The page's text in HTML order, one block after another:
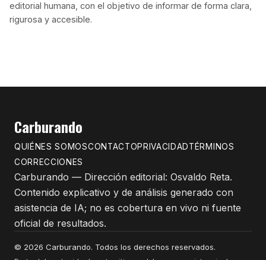
editorial humana, con el objetivo de informar de forma clara,
rigurosa y accesible.
Carburando
QUIÉNES SOMOSCONTACTOPRIVACIDADTÉRMINOS
CORRECCIONES
Carburando — Dirección editorial: Osvaldo Reta.
Contenido explicativo y de análisis generado con
asistencia de IA; no es cobertura en vivo ni fuente
oficial de resultados.
© 2026 Carburando. Todos los derechos reservados.